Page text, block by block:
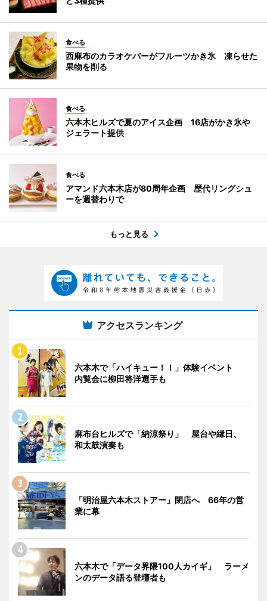
食べる
西麻布のカラオケバーがフルーツかき氷 凍らせた
果物を削る
食べる
六本木ヒルズで夏のアイス企画 16店がかき氷や
ジェラート提供
食べる
アマンド六本木店が80周年企画 歴代リングシュ
ーを週替わりで
もっと見る
アクセスランキング
六本木で「ハイキュー！！」体験イベント
内覧会に柳田将洋選手も
麻布台ヒルズで「納涼祭り」 屋台や縁日、
和太鼓演奏も
「明治屋六本木ストアー」閉店へ 66年の営
業に幕
六本木で「データ界隈100人カイギ」 ラーメ
ンのデータ語る登壇者も